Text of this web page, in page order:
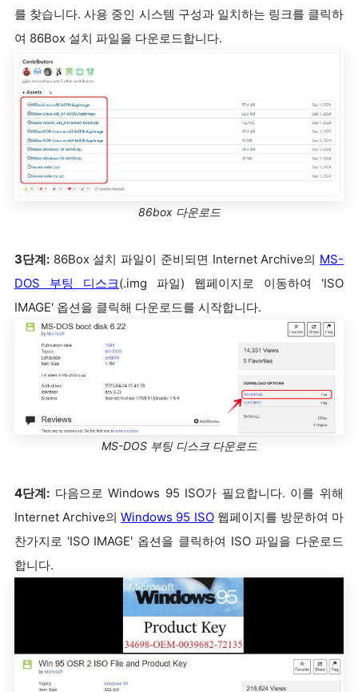
를 찾습니다. 사용 중인 시스템 구성과 일치하는 링크를 클릭하
여 86Box 설치 파일을 다운로드합니다.
86box 다운로드
3단계: 86Box 설치 파일이 준비되면 Internet Archive의 MS-
DOS 부팅 디스크(.img 파일) 웹페이지로 이동하여 'ISO
IMAGE' 옵션을 클릭해 다운로드를 시작합니다.
MS-DOS 부팅 디스크 다운로드
4단계: 다음으로 Windows 95 ISO가 필요합니다. 이를 위해
Internet Archive의Windows 95 ISO웹페이지를 방문하여 마
찬가지로 'ISO IMAGE' 옵션을 클릭하여 ISO 파일을 다운로드
합니다.